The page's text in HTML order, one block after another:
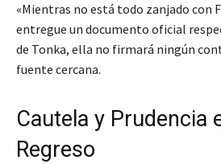
«Mientras no está todo zanjado con
entregue un documento oficial
de Tonka, ella no firmará ningún
fuente cercana.
Cautela y Prudencia
Regreso